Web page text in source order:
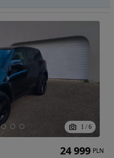
1 / 6
24 999 PLN